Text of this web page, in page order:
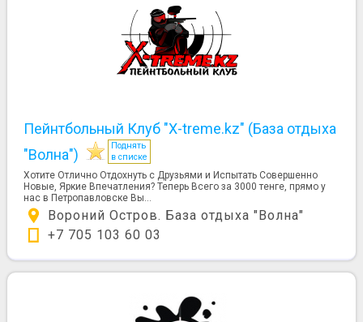
Пейнтбольный Клуб "X-treme.kz" (База отдыха
"Волна")
Поднять
в списке
Хотите Отлично Отдохнуть с Друзьями и Испытать Совершенно
Новые, Яркие Впечатления? Теперь Всего за 3000 тенге, прямо у
нас в Петропавловске Вы...
Вороний Остров. База отдыха "Волна"
+7 705 103 60 03